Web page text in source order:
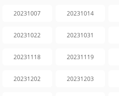
20231007 20231014
20231022 20231031
20231118 20231119
20231202 20231203